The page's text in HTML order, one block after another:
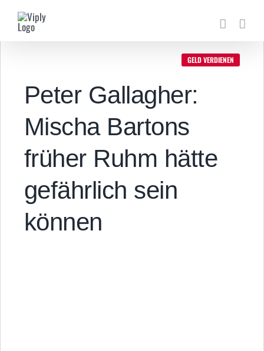
Inhalt
springen
GELD VERDIENEN
Peter Gallagher:
Mischa Bartons
früher Ruhm hätte
gefährlich sein
können